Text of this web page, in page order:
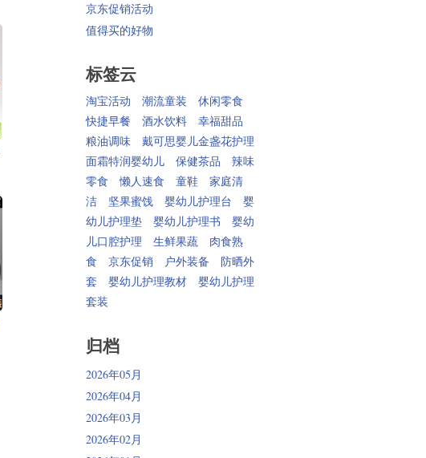
京东促销活动
值得买的好物
标签云
淘宝活动 潮流童装
休闲零食
快捷早餐
酒水饮料
幸福甜品
粮油调味
戴可思婴儿金盏花护理
面霜特润婴幼儿
保健茶品
辣味
零食
懒人速食 童鞋
家庭清
洁
坚果蜜饯 婴幼儿护理台
婴
幼儿护理垫
婴幼儿护理书
婴幼
儿口腔护理
生鲜果蔬
肉食熟
食
京东促销 户外装备
防晒外
套
婴幼儿护理教材
婴幼儿护理
套装
归档
2026年05月
2026年04月
2026年03月
2026年02月